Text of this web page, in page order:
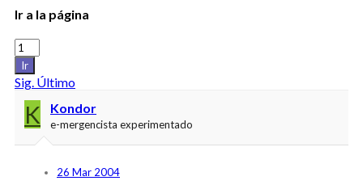
Ir a la página
Ir
Sig. Último
K Kondor
e-mergencista experimentado
26 Mar 2004